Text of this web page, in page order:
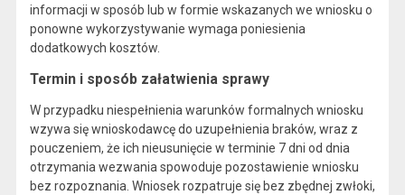
informacji w sposób lub w formie wskazanych we wniosku o
ponowne wykorzystywanie wymaga poniesienia
dodatkowych kosztów.
Termin i sposób załatwienia sprawy
W przypadku niespełnienia warunków formalnych wniosku
wzywa się wnioskodawcę do uzupełnienia braków, wraz z
pouczeniem, że ich nieusunięcie w terminie 7 dni od dnia
otrzymania wezwania spowoduje pozostawienie wniosku
bez rozpoznania. Wniosek rozpatruje się bez zbędnej zwłoki,